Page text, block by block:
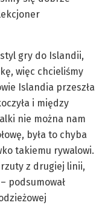
gry do Islandii,
więc chcieliśmy
Islandia przeszła
i między
nie można nam
była to chyba
takiemu rywalowi.
z drugiej linii,
podsumował